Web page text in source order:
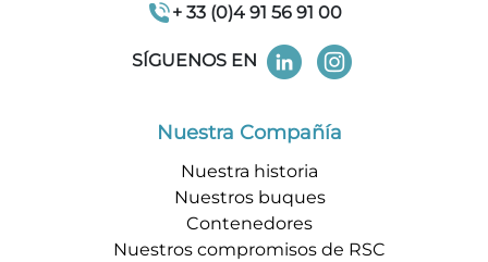
+ 33 (0)4 91 56 91 00
SÍGUENOS EN
Nuestra Compañía
Nuestra historia
Nuestros buques
Contenedores
Nuestros compromisos de RSC